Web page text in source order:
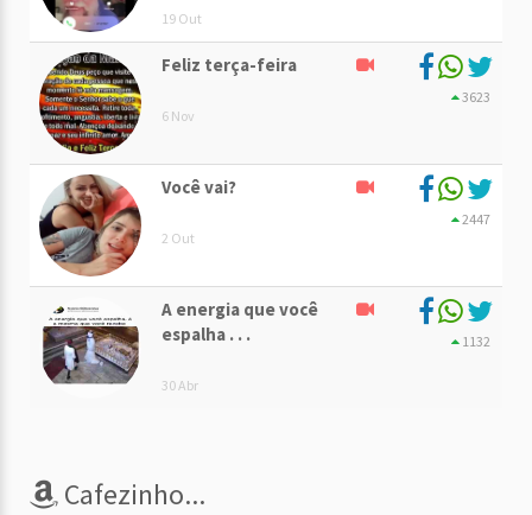
19 Out
Feliz terça-feira
6 Nov
3623
Você vai?
2 Out
2447
A energia que você
espalha . . .
30 Abr
1132
Cafezinho...